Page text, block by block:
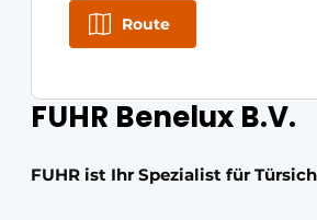
FUHR Benelux B.V.
FUHR ist Ihr Spezialist für
Route